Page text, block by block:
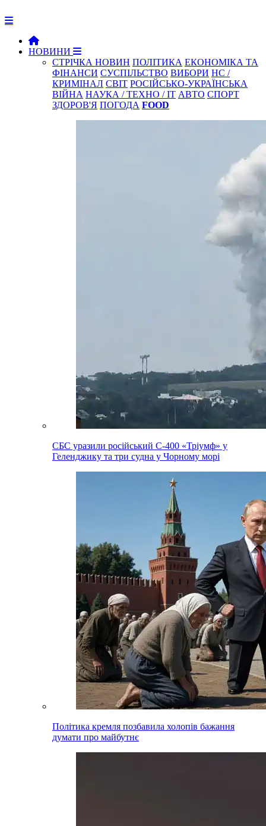
НОВИНИ
СТРІЧКА НОВИН ПОЛІТИКА ЕКОНОМІКА ТА
ФІНАНСИ СУСПІЛЬСТВО ВИБОРИ НС /
КРИМІНАЛ СВІТ РОСІЙСЬКО-УКРАЇНСЬКА
ВІЙНА НАУКА / ТЕХНО / IT АВТО СПОРТ
ЗДОРОВ'Я ПОГОДА FOOD
СБС уразили російський С-400 «Тріумф» у
Геленджику та три судна у Чорному морі
Політика кремля позбавила холопів бажання
думати про майбутнє